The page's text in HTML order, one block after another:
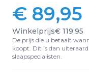
€ 89,95
Winkelprijs€ 119,95
De prijs die u betaalt
koopt. Dit is dan
slaapspecialisten.